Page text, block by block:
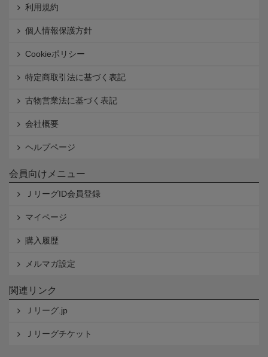
利用規約
個人情報保護方針
Cookieポリシー
特定商取引法に基づく表記
古物営業法に基づく表記
会社概要
ヘルプページ
会員向けメニュー
ＪリーグID会員登録
マイページ
購入履歴
メルマガ設定
関連リンク
Ｊリーグ.jp
Ｊリーグチケット